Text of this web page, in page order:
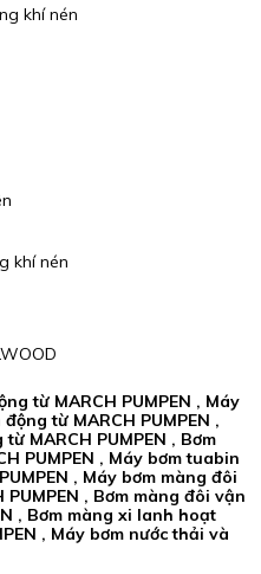
khí nén
khí nén
từ MARCH PUMPEN , Máy
từ MARCH PUMPEN ,
MARCH PUMPEN , Bơm
PUMPEN , Máy bơm tuabin
, Máy bơm màng đôi
, Bơm màng đôi vận
, Bơm màng xi lanh hoạt
, Máy bơm nước thải và